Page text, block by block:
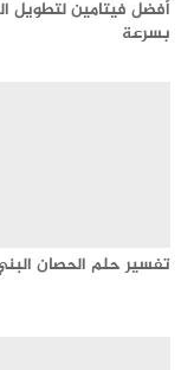
أفضل فيتامين لتطويل
بسرعة
تفسير حلم الحصان